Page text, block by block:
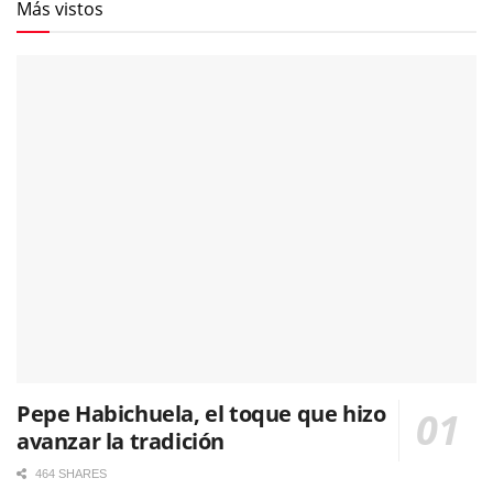
Más vistos
Pepe Habichuela, el toque que hizo
avanzar la tradición
464 SHARES